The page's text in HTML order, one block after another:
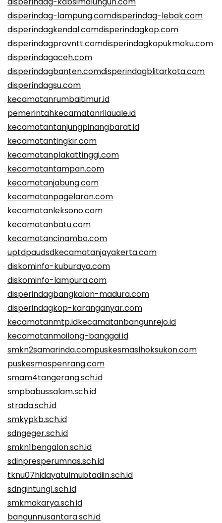
disperindag-lampung.comdisperindag-lebak.com
disperindagkendal.comdisperindagkop.com
disperindagprovntt.comdisperindagkopukmoku.com
disperindagaceh.com
disperindagbanten.comdisperindagblitarkota.com
disperindagsu.com
kecamatanrumbaitimur.id
pemerintahkecamatanrilauale.id
kecamatantanjungpinangbarat.id
kecamatantingkir.com
kecamatanplakattinggi.com
kecamatantampan.com
kecamatanjabung.com
kecamatanpagelaran.com
kecamatanleksono.com
kecamatanbatu.com
kecamatancinambo.com
uptdpaudsdkecamatanjayakerta.com
diskominfo-kuburaya.com
diskominfo-lampura.com
disperindagbangkalan-madura.com
disperindagkop-karanganyar.com
kecamatanmtp.idkecamatanbangunrejo.id
kecamatanmoilong-banggai.id
smkn2samarinda.compuskesmaslhoksukon.com
puskesmaspenrang.com
smam4tangerang.sch.id
smpbabussalam.sch.id
strada.sch.id
smkypkb.sch.id
sdngeger.sch.id
smkn1bengalon.sch.id
sdinpresperumnas.sch.id
tknu07hidayatulmubtadiin.sch.id
sdngintung1.sch.id
smkmakarya.sch.id
bangunnusantara.sch.id